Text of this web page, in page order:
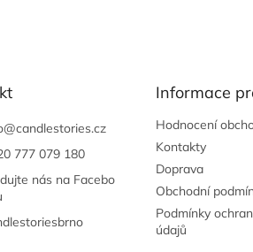
@candlestories.cz
777 079 180
nás na Facebo
Informace
Hodnocení
Kontakty
Doprava
Obchodní
Podmínky
údajů